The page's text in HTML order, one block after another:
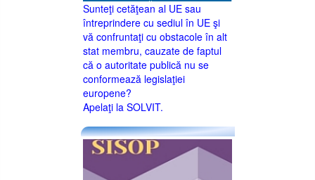
Sunteţi cetăţean al UE sau
întreprindere cu sediul în UE şi
vă confruntaţi cu obstacole în alt
stat membru, cauzate de faptul
că o autoritate publică nu se
conformează legislaţiei
europene?
Apelaţi la SOLVIT.